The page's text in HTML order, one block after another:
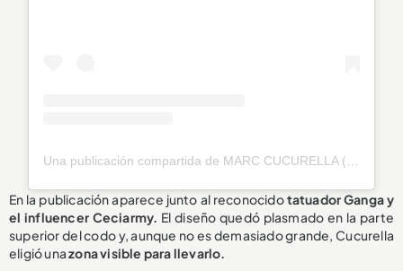
En la publicación aparece junto al reconocidotatuador Ganga y
el influencer Ceciarmy. El diseño quedó plasmado en la parte
superior del codo y, aunque no es demasiado grande, Cucurella
eligió unazona visible para llevarlo.